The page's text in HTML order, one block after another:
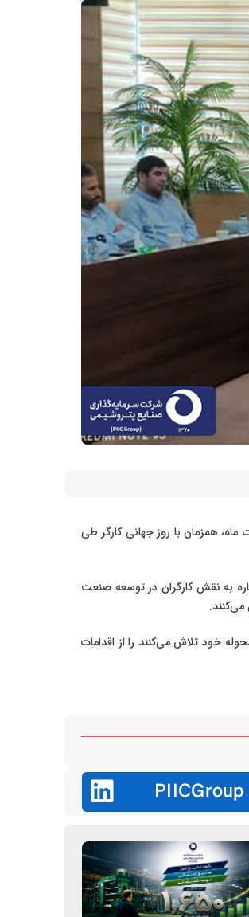
ماه، همزمان با روز جهانی کارگر طی
به نقش کارگران در توسعه صنعت
خود تلاش می‌کنند را از اقدامات